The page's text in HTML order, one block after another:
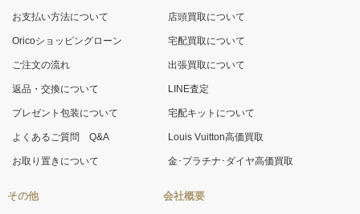
お支払い方法について
Oricoショッピングローン
ご注文の流れ
返品・交換について
プレゼント包装について
よくあるご質問 Q&A
お取り置きについて
その他
店頭買取について
宅配買取について
出張買取について
LINE査定
宅配キットについて
Louis Vuitton高価買取
金･プラチナ･ダイヤ高価買取
会社概要